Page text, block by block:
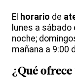
El horario de
lunes a sábado
noche;
mañana a 9:00
¿Qué ofrece